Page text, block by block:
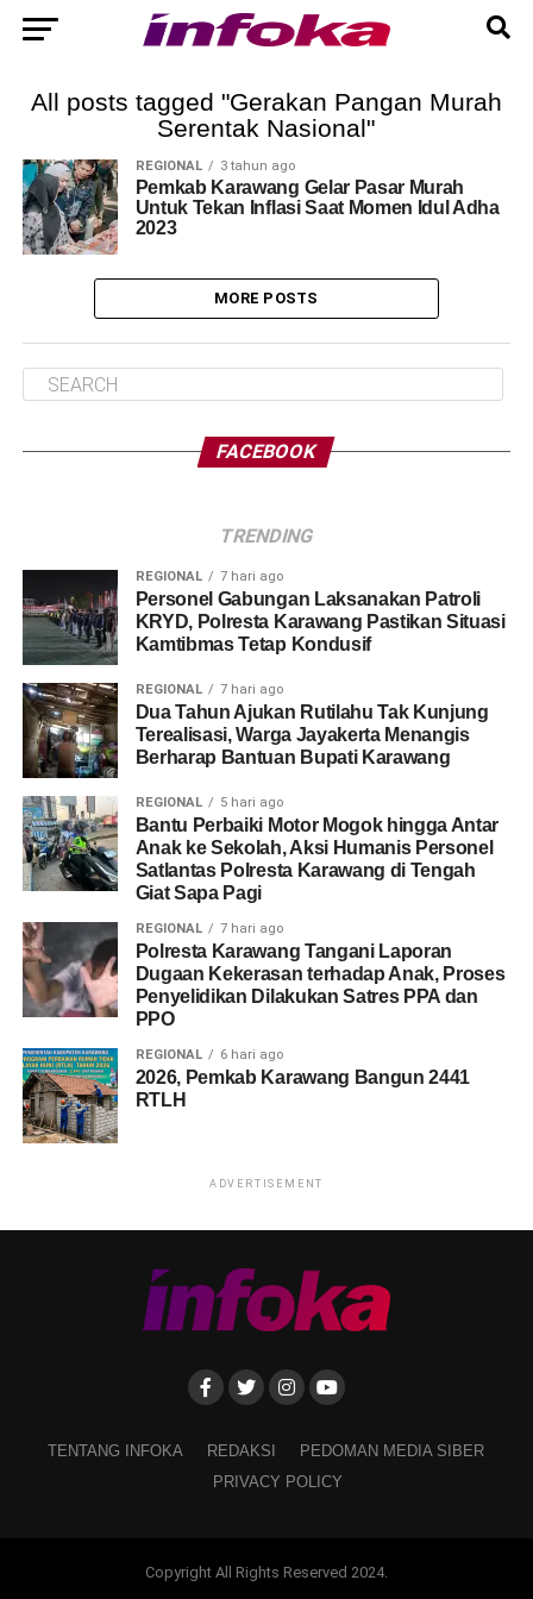
All posts tagged "Gerakan Pangan Murah
Serentak Nasional"
REGIONAL 3 tahun ago
Pemkab Karawang Gelar Pasar Murah
Untuk Tekan Inflasi Saat Momen Idul Adha
2023
MORE POSTS
FACEBOOK
TRENDING
REGIONAL 7 hari ago
Personel Gabungan Laksanakan Patroli
KRYD, Polresta Karawang Pastikan Situasi
Kamtibmas Tetap Kondusif
REGIONAL 7 hari ago
Dua Tahun Ajukan Rutilahu Tak Kunjung
Terealisasi, Warga Jayakerta Menangis
Berharap Bantuan Bupati Karawang
REGIONAL 5 hari ago
Bantu Perbaiki Motor Mogok hingga Antar
Anak ke Sekolah, Aksi Humanis Personel
Satlantas Polresta Karawang di Tengah
Giat Sapa Pagi
REGIONAL 7 hari ago
Polresta Karawang Tangani Laporan
Dugaan Kekerasan terhadap Anak, Proses
Penyelidikan Dilakukan Satres PPA dan
PPO
REGIONAL 6 hari ago
2026, Pemkab Karawang Bangun 2441
RTLH
ADVERTISEMENT
TENTANG INFOKA REDAKSI
PEDOMAN MEDIA SIBER
PRIVACY POLICY
Copyright All Rights Reserved 2024.